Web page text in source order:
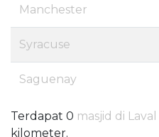
Manchester
Syracuse
Saguenay
Terdapat 0 masjid di Laval
kilometer.